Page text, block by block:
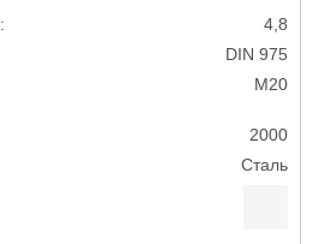
4,8
DIN 975
М20
2000
Сталь